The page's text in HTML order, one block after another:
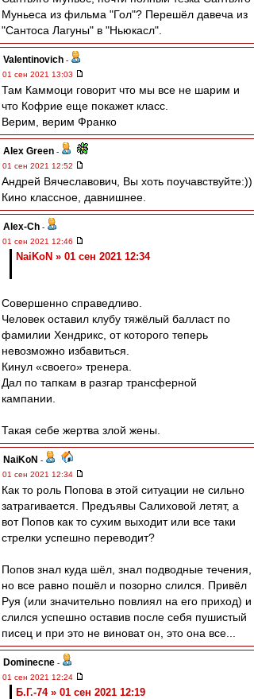
Муньеса из фильма "Гол"? Перешёл давеча из
"Сантоса Лагуны" в "Ньюкасл".
Valentinovich -
01 сен 2021 13:03
Там Каммоци говорит что мы все не шарим и
что Кофрие еще покажет класс.
Верим, верим Франко
Alex Green -
01 сен 2021 12:52
Андрей Вячеславович, Вы хоть поучавствуйте:))
Кино классное, давнишнее.
Alex-Ch -
01 сен 2021 12:46
NaiKoN » 01 сен 2021 12:34
Совершенно справедливо.
Человек оставил клубу тяжёлый балласт по
фамилии Хендрикс, от которого теперь
невозможно избавиться.
Кинул «своего» тренера.
Дал по тапкам в разгар трансферной
кампании.
Такая себе жертва злой жены.
NaiKoN -
01 сен 2021 12:34
Как то роль Попова в этой ситуации не сильно
затрагивается. Предъявы Салиховой летят, а
вот Попов как то сухим выходит или все таки
стрелки успешно переводит?
Попов знал куда шёл, знал подводные течения,
но все равно пошёл и позорно слился. Привёл
Руя (или значительно повлиял на его приход) и
слился успешно оставив после себя пушистый
писец и при это не виноват он, это она все...
Dominecne -
01 сен 2021 12:24
Б.Г.-74 » 01 сен 2021 12:19